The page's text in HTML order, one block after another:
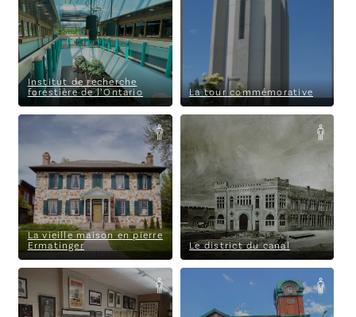
Institut de recherche
forestière de l’Ontario
La tour commémorative
La vieille maison en pierre
Ermatinger
La vieille maison en pierre
Ermatinger
Le district du canal
Superior Power Company
Sault
Ste. Marie Pulp and Paper
Company Limited
The
Manège militaire de Sault-
Sainte-Marie
Musée de Sault Ste. Marie